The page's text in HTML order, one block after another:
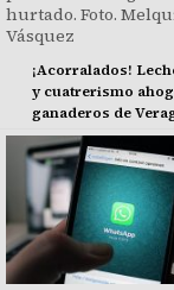
¡Acorralados!
y cuatrerismo
ganaderos de